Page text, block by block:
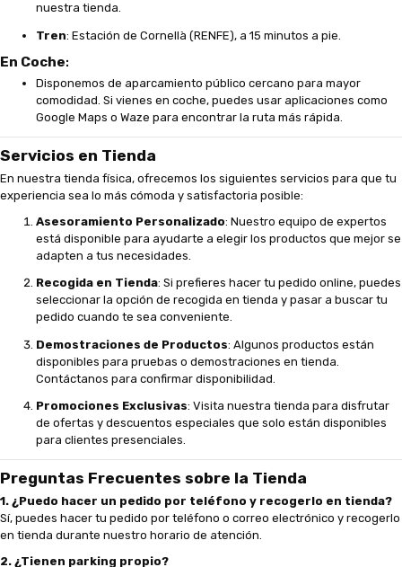
nuestra tienda.
Tren: Estación de Cornellà (RENFE), a 15 minutos a pie.
En Coche:
Disponemos de aparcamiento público cercano para mayor
comodidad. Si vienes en coche, puedes usar aplicaciones como
Google Maps o Waze para encontrar la ruta más rápida.
Servicios en Tienda
En nuestra tienda física, ofrecemos los siguientes servicios para que tu
experiencia sea lo más cómoda y satisfactoria posible:
Asesoramiento Personalizado: Nuestro equipo de expertos
está disponible para ayudarte a elegir los productos que mejor se
adapten a tus necesidades.
Recogida en Tienda: Si prefieres hacer tu pedido online, puedes
seleccionar la opción de recogida en tienda y pasar a buscar tu
pedido cuando te sea conveniente.
Demostraciones de Productos: Algunos productos están
disponibles para pruebas o demostraciones en tienda.
Contáctanos para confirmar disponibilidad.
Promociones Exclusivas: Visita nuestra tienda para disfrutar
de ofertas y descuentos especiales que solo están disponibles
para clientes presenciales.
Preguntas Frecuentes sobre la Tienda
1. ¿Puedo hacer un pedido por teléfono y recogerlo en tienda?
Sí, puedes hacer tu pedido por teléfono o correo electrónico y recogerlo
en tienda durante nuestro horario de atención.
2. ¿Tienen parking propio?